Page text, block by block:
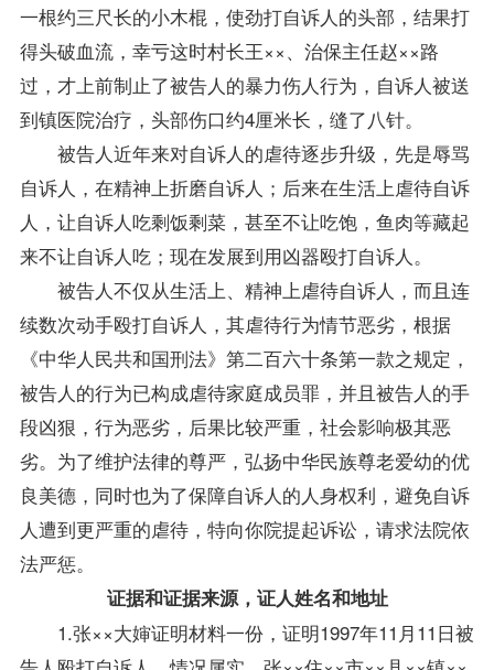
一根约三尺长的小木棍，使劲打自诉人的头部，结果打
得头破血流，幸亏这时村长王××、治保主任赵××路
过，才上前制止了被告人的暴力伤人行为，自诉人被送
到镇医院治疗，头部伤口约4厘米长，缝了八针。
被告人近年来对自诉人的虐待逐步升级，先是辱骂
自诉人，在精神上折磨自诉人；后来在生活上虐待自诉
人，让自诉人吃剩饭剩菜，甚至不让吃饱，鱼肉等藏起
来不让自诉人吃；现在发展到用凶器殴打自诉人。
被告人不仅从生活上、精神上虐待自诉人，而且连
续数次动手殴打自诉人，其虐待行为情节恶劣，根据
《中华人民共和国刑法》第二百六十条第一款之规定，
被告人的行为已构成虐待家庭成员罪，并且被告人的手
段凶狠，行为恶劣，后果比较严重，社会影响极其恶
劣。为了维护法律的尊严，弘扬中华民族尊老爱幼的优
良美德，同时也为了保障自诉人的人身权利，避免自诉
人遭到更严重的虐待，特向你院提起诉讼，请求法院依
法严惩。
证据和证据来源，证人姓名和地址
1.张××大婶证明材料一份，证明1997年11月11日被